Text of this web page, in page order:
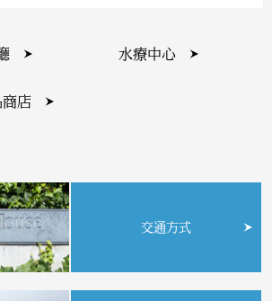
水療中心
店
交通方式